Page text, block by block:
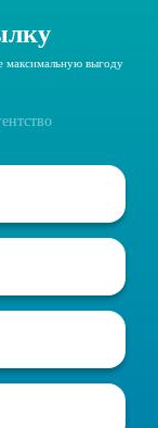
максимальную выгоду